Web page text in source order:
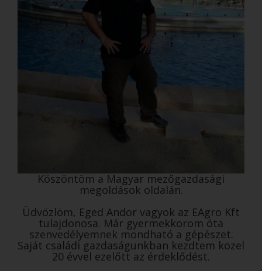
Köszöntöm a Magyar mezőgazdasági
megoldások oldalán.
Üdvözlöm, Eged Andor vagyok az EAgro Kft
tulajdonosa. Már gyermekkorom óta
szenvedélyemnek mondható a gépészet.
Saját családi gazdaságunkban kezdtem közel
20 évvel ezelőtt az érdeklődést.